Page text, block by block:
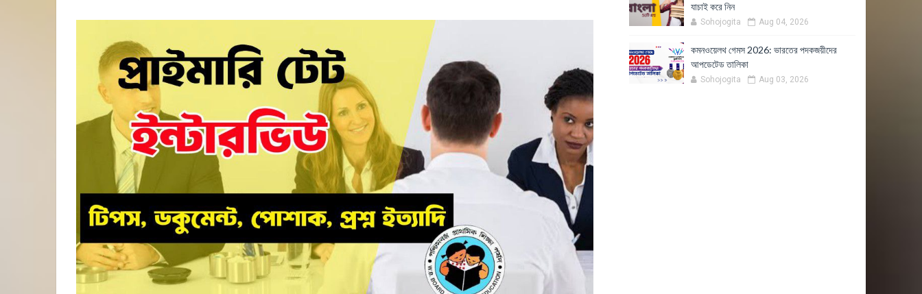
যাচাই করে নিন
Sohojogita Aug 04, 2026
কমনওয়েলথ গেমস 2026: ভারতের পদকজয়ীদের
আপডেটেড তালিকা
Sohojogita Aug 03, 2026